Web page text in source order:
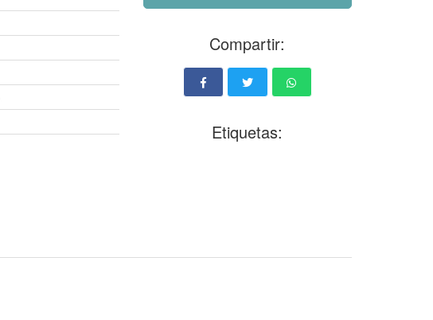
Compartir:
Etiquetas: